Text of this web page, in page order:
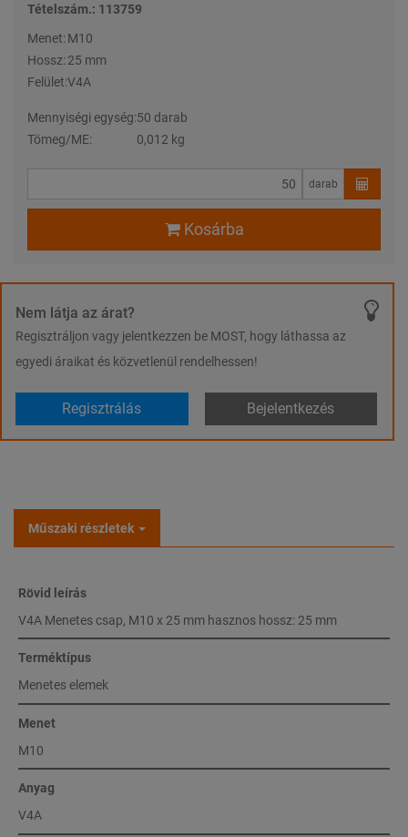
Tételszám.: 113759
Menet: M10
Hossz: 25 mm
Felület:V4A
Mennyiségi egység:50 darab
Tömeg/ME:
0,012 kg
darab
Kosárba
Nem látja az árat?
Regisztráljon vagy jelentkezzen be MOST, hogy láthassa az
egyedi áraikat és közvetlenül rendelhessen!
Regisztrálás Bejelentkezés
Műszaki részletek
Rövid leírás
V4A Menetes csap, M10 x 25 mm hasznos hossz: 25 mm
Terméktípus
Menetes elemek
Menet
M10
Anyag
V4A